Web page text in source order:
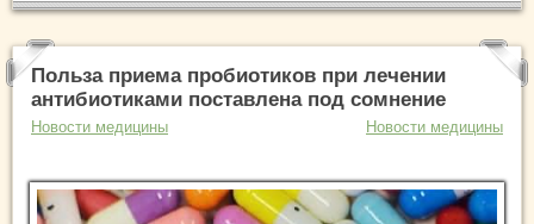
Польза приема пробиотиков при лечении
антибиотиками поставлена под сомнение
Новости медицины Новости медицины